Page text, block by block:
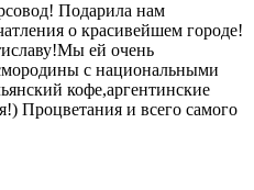
Подарила нам
о красивейшем городе!
ей очень
с национальными
кофе,аргентинские
Процветания и всего самого